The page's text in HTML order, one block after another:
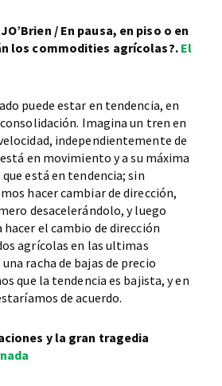
/ En pausa, en piso o en
los commodities agrícolas?. El
puede estar en tendencia, en
Imagina un tren en
independientemente de
en movimiento y a su máxima
está en tendencia; sin
hacer cambiar de dirección,
desacelerándolo, y luego
el cambio de dirección
agrícolas en las ultimas
racha de bajas de precio
que la tendencia es bajista, y en
de acuerdo.
y la gran tragedia